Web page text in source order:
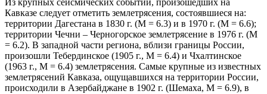
Из крупных сейсмических событий, произошедших на
Кавказе следует отметить землетрясения, состоявшиеся на:
территории Дагестана в 1830 г. (М = 6.3) и в 1970 г. (М = 6.6);
территории Чечни – Черногорское землетрясение в 1976 г. (М
= 6.2). В западной части региона, вблизи границы России,
произошли Тебердинское (1905 г., М = 6.4) и Чхалтинское
(1963 г., М = 6.4) землетрясения. Самые крупные из известных
землетрясений Кавказа, ощущавшихся на территории России,
происходили в Азербайджане в 1902 г. (Шемаха, М = 6.9), в